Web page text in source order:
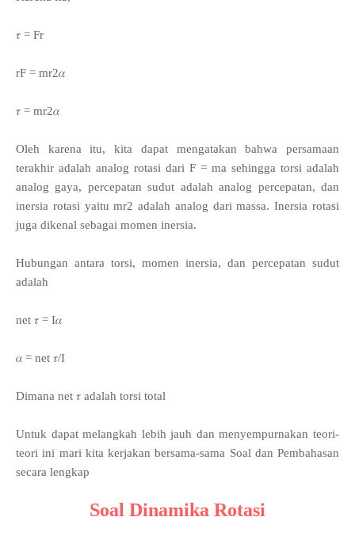
𝜏 = Fr
rF = mr2𝛼
𝜏 = mr2𝛼
Oleh karena itu, kita dapat mengatakan bahwa persamaan
terakhir adalah analog rotasi dari F = ma sehingga torsi adalah
analog gaya, percepatan sudut adalah analog percepatan, dan
inersia rotasi yaitu mr2 adalah analog dari massa. Inersia rotasi
juga dikenal sebagai momen inersia.
Hubungan antara torsi, momen inersia, dan percepatan sudut
adalah
net 𝜏 = I𝛼
𝛼 = net 𝜏/I
Dimana net 𝜏 adalah torsi total
Untuk dapat melangkah lebih jauh dan menyempurnakan teori-
teori ini mari kita kerjakan bersama-sama Soal dan Pembahasan
secara lengkap
Soal Dinamika Rotasi